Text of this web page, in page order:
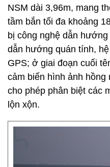
NSM dài 3,96m, mang
tầm bắn tối đa khoảng
bị công nghệ dẫn
dẫn hướng quán tính,
GPS; ở giai đoạn cuối
cảm biến hình ảnh hồng
cho phép phân biệt các
lộn xộn.